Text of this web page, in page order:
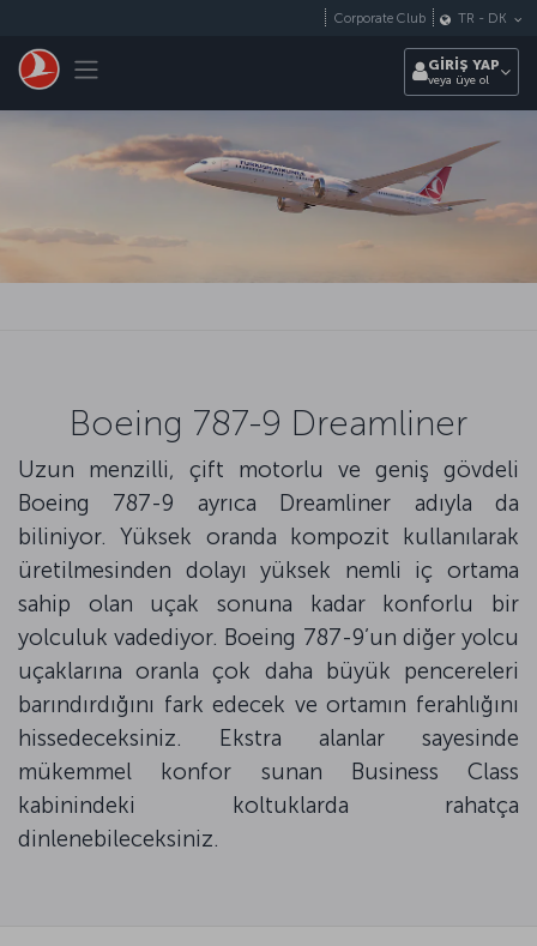
Toggle navigation
Corporate Club TR - DK
GİRİŞ YAP
veya üye ol
Boeing 787-9 Dreamliner
Uzun menzilli, çift motorlu ve geniş gövdeli
Boeing 787-9 ayrıca Dreamliner adıyla da
biliniyor. Yüksek oranda kompozit kullanılarak
üretilmesinden dolayı yüksek nemli iç ortama
sahip olan uçak sonuna kadar konforlu bir
yolculuk vadediyor. Boeing 787-9’un diğer yolcu
uçaklarına oranla çok daha büyük pencereleri
barındırdığını fark edecek ve ortamın ferahlığını
hissedeceksiniz. Ekstra alanlar sayesinde
mükemmel konfor sunan Business Class
kabinindeki koltuklarda rahatça
dinlenebileceksiniz.